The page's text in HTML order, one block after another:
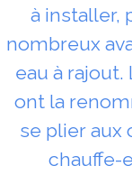
à installer,
nombreux
eau à
ont la
se plier aux
chauffe-